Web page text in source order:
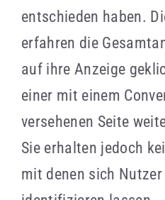
entschieden haben.
erfahren die
auf ihre Anzeige
einer mit einem
versehenen Seite
Sie erhalten jedoch
mit denen sich